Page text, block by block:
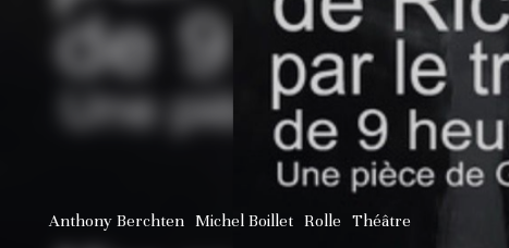
Anthony Berchten Michel Boillet Rolle Théâtre